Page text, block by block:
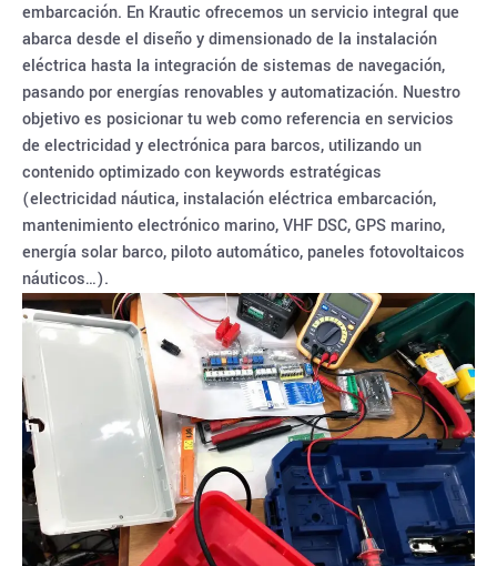
embarcación. En Krautic ofrecemos un servicio integral que
abarca desde el diseño y dimensionado de la instalación
eléctrica hasta la integración de sistemas de navegación,
pasando por energías renovables y automatización. Nuestro
objetivo es posicionar tu web como referencia en servicios
de electricidad y electrónica para barcos, utilizando un
contenido optimizado con keywords estratégicas
(electricidad náutica, instalación eléctrica embarcación,
mantenimiento electrónico marino, VHF DSC, GPS marino,
energía solar barco, piloto automático, paneles fotovoltaicos
náuticos…).